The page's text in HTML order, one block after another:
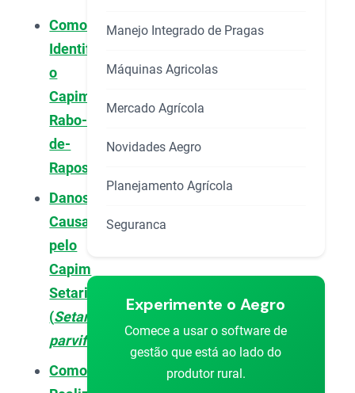
Como
Identificar
o
Capim-
Rabo-
de-
Raposa
Danos
Causados
pelo
Capim
Setaria
(Setaria
parviflora
Como
Manejo Integrado de Pragas
Máquinas Agricolas
Mercado Agrícola
Novidades Aegro
Planejamento Agrícola
Seguranca
Experimente o Aegro
Comece a usar o software de
gestão que está ao lado do
produtor rural.